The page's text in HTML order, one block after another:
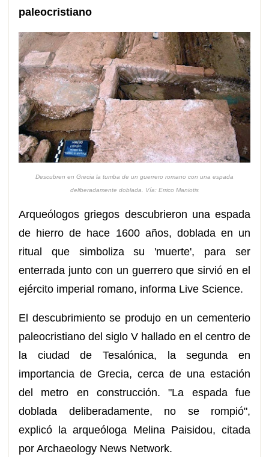
paleocristiano
Descubren en Grecia la tumba de un guerrero romano con una espada
deliberadamente doblada. Vía: Errico Maniotis
Arqueólogos griegos descubrieron una espada
de hierro de hace 1600 años, doblada en un
ritual que simboliza su 'muerte', para ser
enterrada junto con un guerrero que sirvió en el
ejército imperial romano, informa Live Science.
El descubrimiento se produjo en un cementerio
paleocristiano del siglo V hallado en el centro de
la ciudad de Tesalónica, la segunda en
importancia de Grecia, cerca de una estación
del metro en construcción. "La espada fue
doblada deliberadamente, no se rompió",
explicó la arqueóloga Melina Paisidou, citada
por Archaeology News Network.